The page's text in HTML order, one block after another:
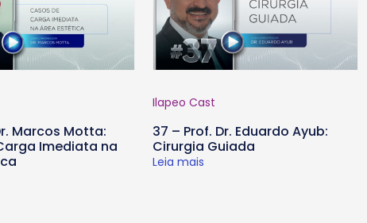
Marcos Motta:
Imediata na
Ilapeo Cast
37 – Prof. Dr. Eduardo Ayub:
Cirurgia Guiada
Leia mais